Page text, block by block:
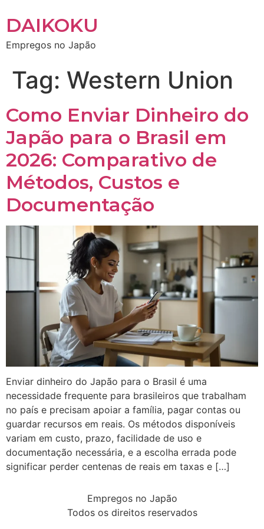
DAIKOKU
Empregos no Japão
Tag: Western Union
Como Enviar Dinheiro do
Japão para o Brasil em
2026: Comparativo de
Métodos, Custos e
Documentação
Enviar dinheiro do Japão para o Brasil é uma
necessidade frequente para brasileiros que trabalham
no país e precisam apoiar a família, pagar contas ou
guardar recursos em reais. Os métodos disponíveis
variam em custo, prazo, facilidade de uso e
documentação necessária, e a escolha errada pode
significar perder centenas de reais em taxas e […]
Empregos no Japão
Todos os direitos reservados